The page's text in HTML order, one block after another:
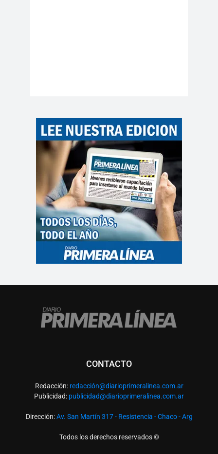
CONTACTO
Redacción: redacción@diarioprimeralinea.com.ar
Publicidad: publicidad@diarioprimeralinea.com.ar
Dirección:Av. San Martín 317 - Resistencia - Chaco - Arg
Todos los derechos reservados ©